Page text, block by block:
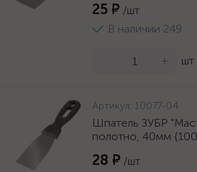
25 ₽ /шт
В наличии 249
+ шт
Артикул: 10077-04
Шпатель ЗУБР
полотно, 40мм
28 ₽ /шт